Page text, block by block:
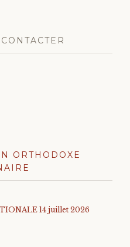
ORTHODOXE
14 juillet 2026